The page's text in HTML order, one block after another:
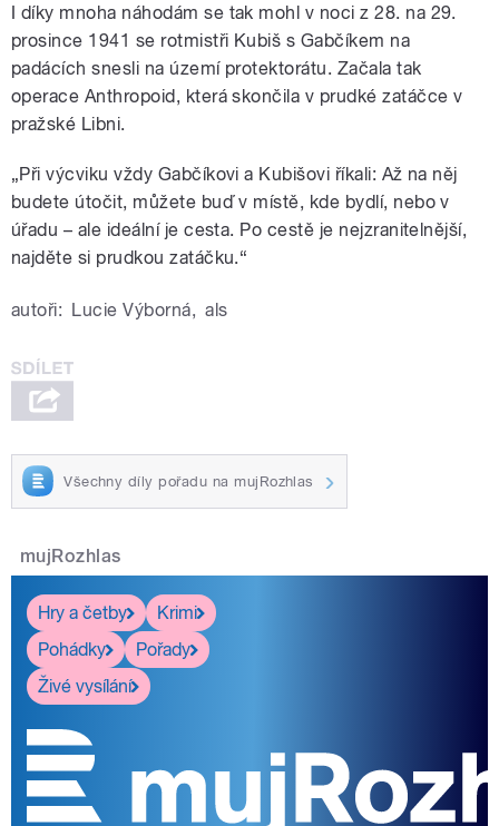
I díky mnoha náhodám se tak mohl v noci z 28. na 29.
prosince 1941 se rotmistři Kubiš s Gabčíkem na
padácích snesli na území protektorátu. Začala tak
operace Anthropoid, která skončila v prudké zatáčce v
pražské Libni.
„Při výcviku vždy Gabčíkovi a Kubišovi říkali: Až na něj
budete útočit, můžete buď v místě, kde bydlí, nebo v
úřadu – ale ideální je cesta. Po cestě je nejzranitelnější,
najděte si prudkou zatáčku.“
autoři: Lucie Výborná, als
Všechny díly pořadu na mujRozhlas
mujRozhlas
Hry a četby
Krimi
Pohádky
Pořady
Živé vysílání